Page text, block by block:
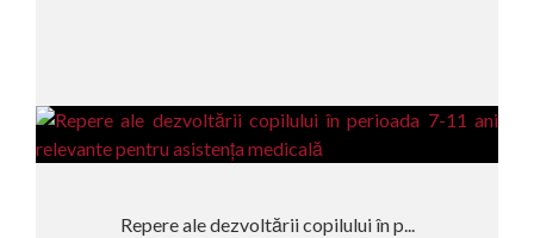
Repere ale dezvoltării copilului în p...